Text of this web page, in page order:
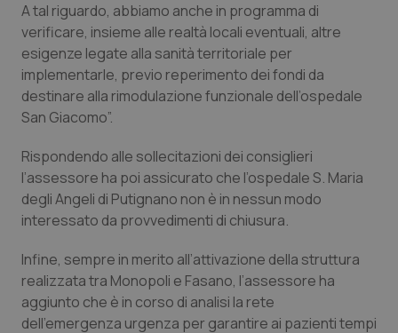
Liguria
Lombardia
Marche
Molise
Piemonte
Provincia Autonoma di Bolzano
Provincia Autonoma di Trento
Disturbi dell’umore
Dolore
Donna & Salute
Epatiti
HIV
Infezioni & Febbre
Ipertensione & Scompenso
A tal riguardo, abbiamo anche in programma di
verificare, insieme alle realtà locali eventuali, altre
esigenze legate alla sanità territoriale per
implementarle, previo reperimento dei fondi da
destinare alla rimodulazione funzionale dell’ospedale
San Giacomo”.
Rispondendo alle sollecitazioni dei consiglieri
l’assessore ha poi assicurato che l’ospedale S. Maria
degli Angeli di Putignano non è in nessun modo
interessato da provvedimenti di chiusura.
Infine, sempre in merito all’attivazione della struttura
realizzata tra Monopoli e Fasano, l’assessore ha
aggiunto che è in corso di analisi la rete
dell’emergenza urgenza per garantire ai pazienti tempi